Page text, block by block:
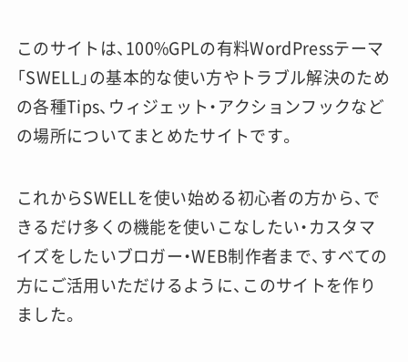
このサイトは、100%GPLの有料WordPressテーマ
「SWELL」の基本的な使い方やトラブル解決のため
の各種Tips、ウィジェット・アクションフックなど
の場所についてまとめたサイトです。
これからSWELLを使い始める初心者の方から、で
きるだけ多くの機能を使いこなしたい・カスタマ
イズをしたいブロガー・WEB制作者まで、すべての
方にご活用いただけるように、このサイトを作り
ました。